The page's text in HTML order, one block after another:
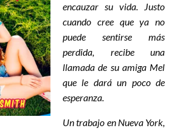
encauzar su vida. Justo
cuando cree que ya no
puede sentirse más
perdida, recibe una
llamada de su amiga Mel
que le dará un poco de
esperanza.
Un trabajo en Nueva York,